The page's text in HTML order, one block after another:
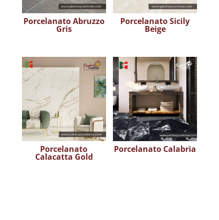
Porcelanato Abruzzo
Gris
Porcelanato Sicily
Beige
Porcelanato
Calacatta Gold
Porcelanato Calabria